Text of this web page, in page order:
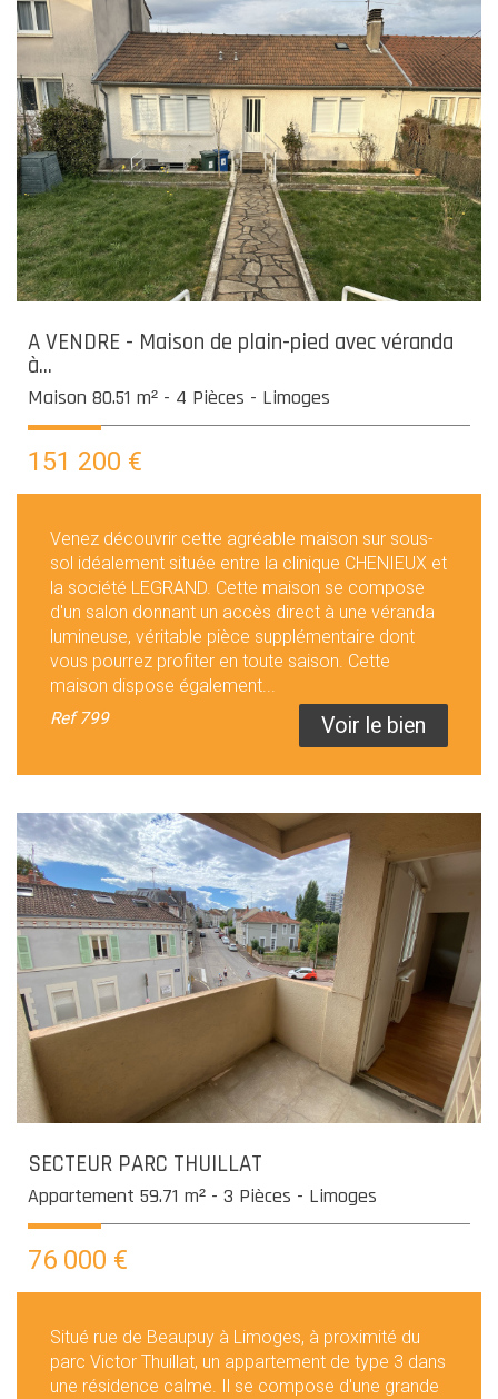
A VENDRE - Maison de plain-pied avec véranda
à...
Maison 80.51 m² - 4 Pièces - Limoges
151 200 €
Venez découvrir cette agréable maison sur sous-
sol idéalement située entre la clinique CHENIEUX et
la société LEGRAND. Cette maison se compose
d'un salon donnant un accès direct à une véranda
lumineuse, véritable pièce supplémentaire dont
vous pourrez profiter en toute saison. Cette
maison dispose également...
Ref799 Voir le bien
SECTEUR PARC THUILLAT
Appartement 59.71 m² - 3 Pièces - Limoges
76 000 €
Situé rue de Beaupuy à Limoges, à proximité du
parc Victor Thuillat, un appartement de type 3 dans
une résidence calme. Il se compose d'une grande